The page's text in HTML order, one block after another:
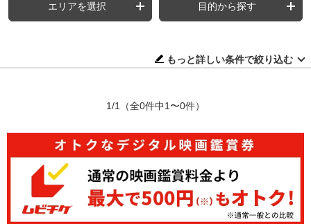
エリアを選択 目的から探す
もっと詳しい条件で絞り込む
1/1 （全0件中1〜0件）